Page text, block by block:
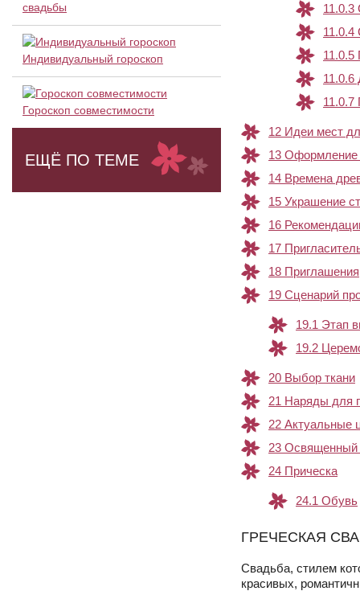
11.0.3
11.0.4
11.0.5
11.0.6
11.0.7
12 Идеи мест
13 Оформление
14 Времена
15 Украшение
16
17
18 Приглашения
19 Сценарий
19.1 Этап
19.2
20 Выбор ткани
21 Наряды для
22 Актуальные
23 Освященный
24 Прическа
24.1 Обувь
ГРЕЧЕСКАЯ
Свадьба, стилем
красивых,
свадьбы
Индивидуальный гороскоп
Гороскоп совместимости
ЕЩЁ ПО ТЕМЕ